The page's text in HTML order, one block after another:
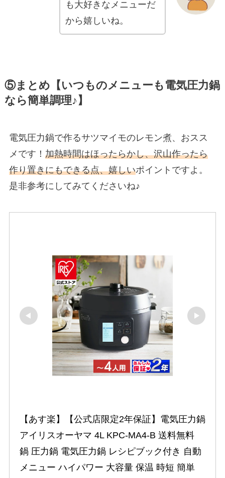
も大好きなメニューだ
から嬉しいね。
⑤まとめ【いつものメニューも電気圧力鍋
なら簡単調理♪】
電気圧力鍋で作るサツマイモのレモン煮、おスス
メです！ 加熱時間はほったらかし、沢山作ったら
作り置きにもできる点、嬉しいポイントですよ。
是非参考にしてみてくださいね♪
【あす楽】【公式店限定2年保証】電気圧力鍋
アイリスオーヤマ 4L KPC-MA4-B 送料無料
鍋 圧力鍋 電気圧力鍋 レシピブック付き 自動
メニュー ハイパワー 大容量 保温 時短 簡単